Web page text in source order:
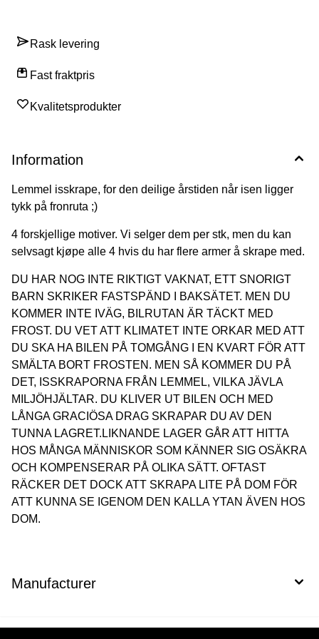
Rask levering
Fast fraktpris
Kvalitetsprodukter
Information
Lemmel isskrape, for den deilige årstiden når isen ligger
tykk på fronruta ;)
4 forskjellige motiver. Vi selger dem per stk, men du kan
selvsagt kjøpe alle 4 hvis du har flere armer å skrape med.
DU HAR NOG INTE RIKTIGT VAKNAT, ETT SNORIGT
BARN SKRIKER FASTSPÄND I BAKSÄTET. MEN DU
KOMMER INTE IVÄG, BILRUTAN ÄR TÄCKT MED
FROST. DU VET ATT KLIMATET INTE ORKAR MED ATT
DU SKA HA BILEN PÅ TOMGÅNG I EN KVART FÖR ATT
SMÄLTA BORT FROSTEN. MEN SÅ KOMMER DU PÅ
DET, ISSKRAPORNA FRÅN LEMMEL, VILKA JÄVLA
MILJÖHJÄLTAR. DU KLIVER UT BILEN OCH MED
LÅNGA GRACIÖSA DRAG SKRAPAR DU AV DEN
TUNNA LAGRET.LIKNANDE LAGER GÅR ATT HITTA
HOS MÅNGA MÄNNISKOR SOM KÄNNER SIG OSÄKRA
OCH KOMPENSERAR PÅ OLIKA SÄTT. OFTAST
RÄCKER DET DOCK ATT SKRAPA LITE PÅ DOM FÖR
ATT KUNNA SE IGENOM DEN KALLA YTAN ÄVEN HOS
DOM.
Manufacturer